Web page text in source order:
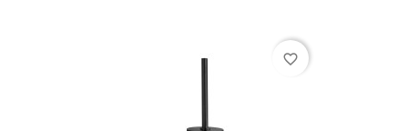
favorite_border